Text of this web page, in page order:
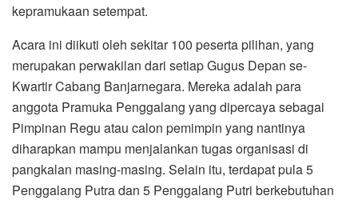
kepramukaan setempat.
Acara ini diikuti oleh sekitar 100 peserta pilihan, yang
merupakan perwakilan dari setiap Gugus Depan se-
Kwartir Cabang Banjarnegara. Mereka adalah para
anggota Pramuka Penggalang yang dipercaya sebagai
Pimpinan Regu atau calon pemimpin yang nantinya
diharapkan mampu menjalankan tugas organisasi di
pangkalan masing-masing. Selain itu, terdapat pula 5
Penggalang Putra dan 5 Penggalang Putri berkebutuhan